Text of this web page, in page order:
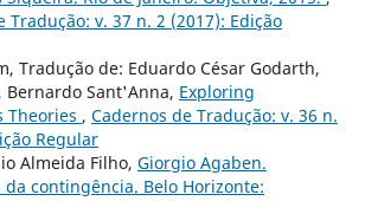
Tradução: v. 37 n. 2 (2017): Edição
Tradução de: Eduardo César Godarth,
Bernardo Sant'Anna, Exploring
Theories , Cadernos de Tradução: v. 36 n.
Regular
Almeida Filho, Giorgio Agaben.
da contingência. Belo Horizonte: